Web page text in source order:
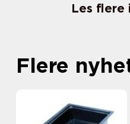
Les flere
Flere